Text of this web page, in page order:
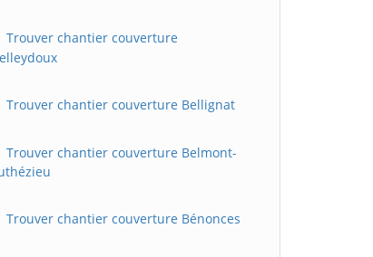
Trouver chantier couverture
Trouver chantier couverture Bellignat
Trouver chantier couverture Belmont-
Trouver chantier couverture Bénonces